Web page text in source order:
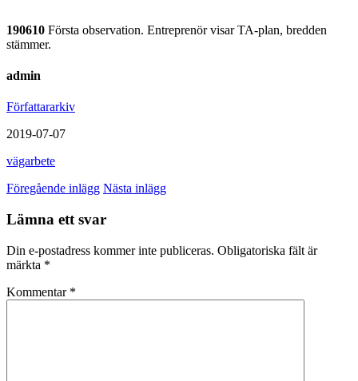
190610 Första observation. Entreprenör visar TA-plan, bredden
stämmer.
admin
Författararkiv
2019-07-07
vägarbete
Föregående inlägg Nästa inlägg
Lämna ett svar
Din e-postadress kommer inte publiceras. Obligatoriska fält är
märkta *
Kommentar *